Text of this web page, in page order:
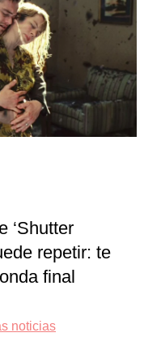
‘Shutter
repetir: te
final
noticias